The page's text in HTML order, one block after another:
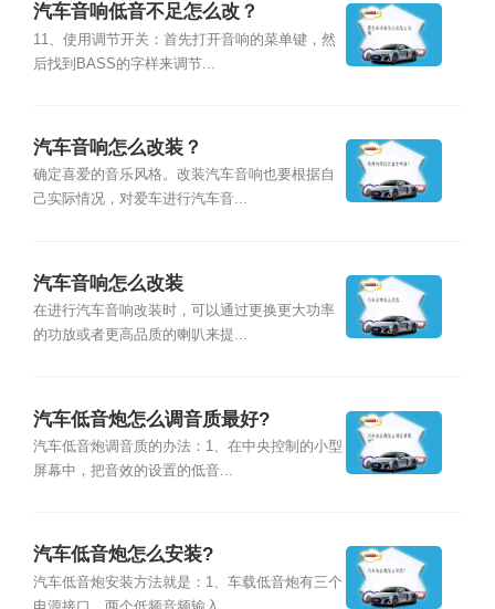
汽车音响低音不足怎么改？
11、使用调节开关：首先打开音响的菜单键，然
后找到BASS的字样来调节...
汽车音响怎么改装？
确定喜爱的音乐风格。改装汽车音响也要根据自
己实际情况，对爱车进行汽车音...
汽车音响怎么改装
在进行汽车音响改装时，可以通过更换更大功率
的功放或者更高品质的喇叭来提...
汽车低音炮怎么调音质最好?
汽车低音炮调音质的办法：1、在中央控制的小型
屏幕中，把音效的设置的低音...
汽车低音炮怎么安装?
汽车低音炮安装方法就是：1、车载低音炮有三个